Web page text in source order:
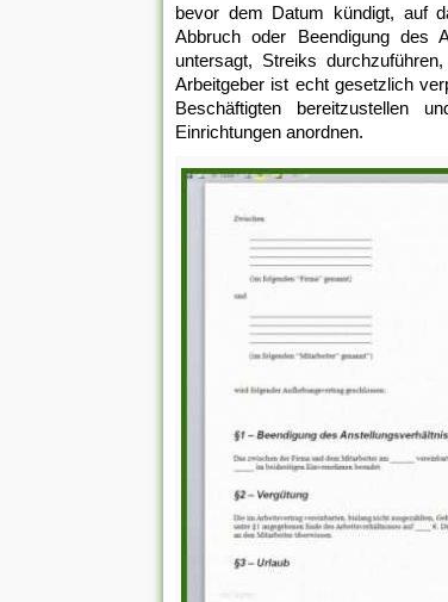
bevor dem Datum kündigt, auf
Abbruch oder Beendigung des
untersagt, Streiks
Arbeitgeber ist echt gesetzlich
Beschäftigten bereitzustellen
Einrichtungen anordnen.